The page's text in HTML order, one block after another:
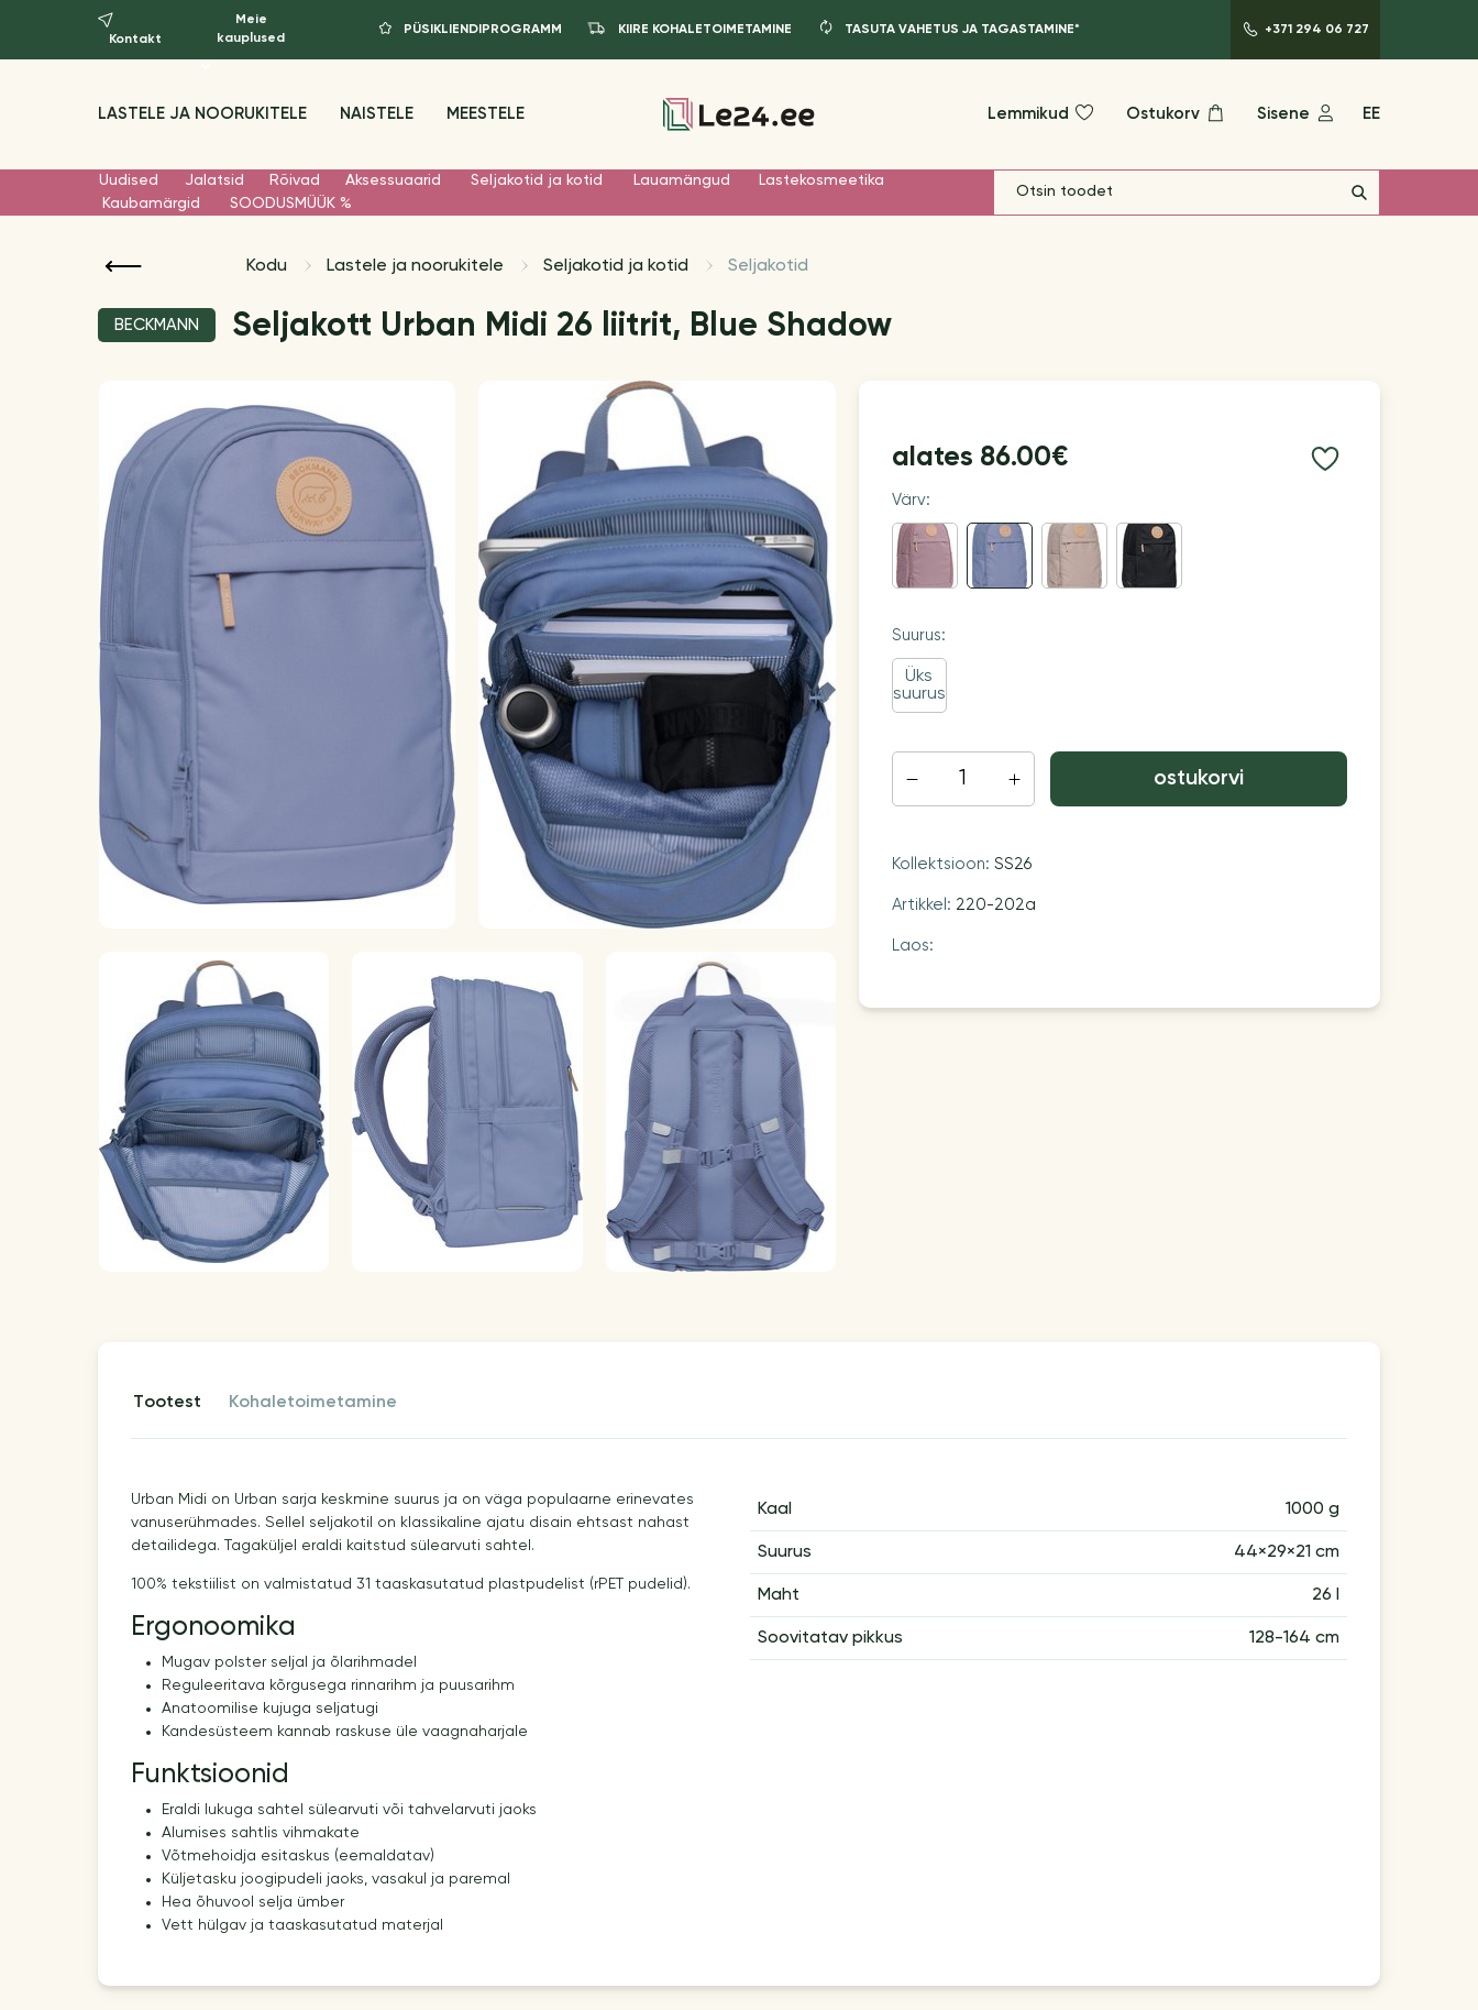
Kontakt
Meie
kauplused
PÜSIKLIENDIPROGRAMM KIIRE KOHALETOIMETAMINE TASUTA VAHETUS JA TAGASTAMINE* +371 294 06 727
LASTELE JA NOORUKITELE NAISTELE MEESTELE Lemmikud Ostukorv Sisene EE
Uudised Jalatsid Rõivad Aksessuaarid Seljakotid ja kotid Lauamängud
Lastekosmeetika
Kaubamärgid
SOODUSMÜÜK %
Kodu Lastele ja noorukitele Seljakotid ja kotid Seljakotid
BECKMANN Seljakott Urban Midi 26 liitrit, Blue Shadow
alates 86.00€
Värv:
Suurus:
Üks
suurus
ostukorvi
Kollektsioon: SS26
Artikkel: 220-202a
Laos:
tootest kohaletoimetamine
Urban Midi on Urban sarja keskmine suurus ja on väga populaarne erinevates
vanuserühmades. Sellel seljakotil on klassikaline ajatu disain ehtsast nahast
detailidega. Tagaküljel eraldi kaitstud sülearvuti sahtel.
100% tekstiilist on valmistatud 31 taaskasutatud plastpudelist (rPET pudelid).
Ergonoomika
Mugav polster seljal ja õlarihmadel
Reguleeritava kõrgusega rinnarihm ja puusarihm
Anatoomilise kujuga seljatugi
Kandesüsteem kannab raskuse üle vaagnaharjale
Funktsioonid
Eraldi lukuga sahtel sülearvuti või tahvelarvuti jaoks
Alumises sahtlis vihmakate
Võtmehoidja esitaskus (eemaldatav)
Küljetasku joogipudeli jaoks, vasakul ja paremal
Hea õhuvool selja ümber
Vett hülgav ja taaskasutatud materjal
Kaal 1000 g
Suurus 44×29×21 cm
Maht 26 l
Soovitatav pikkus 128-164 cm